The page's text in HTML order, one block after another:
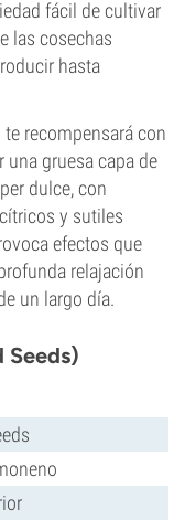
fácil de cultivar
las cosechas
hasta
recompensará con
gruesa capa de
dulce, con
y sutiles
efectos que
relajación
un largo día.
Seeds)